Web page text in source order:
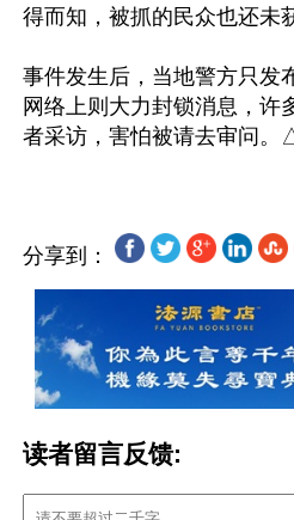
得而知，被抓的民众也还未
事件发生后，当地警方只发
网络上则大力封锁消息，许
分享到：
读者留言反馈: